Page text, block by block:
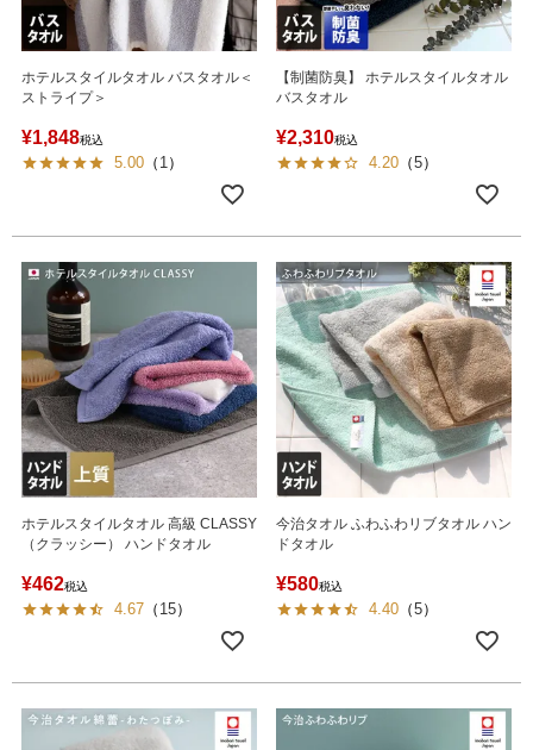
ホテルスタイルタオル バスタオル＜
ストライプ＞
¥1,848税込
5.00 （ 1 ）
【制菌防臭】 ホテルスタイルタオル
バスタオル
¥2,310税込
4.20 （5）
ホテルスタイルタオル 高級 CLASSY
（クラッシー） ハンドタオル
¥462税込
4.67 （ 15）
今治タオル ふわふわリブタオル ハン
ドタオル
¥580税込
4.40 （5）